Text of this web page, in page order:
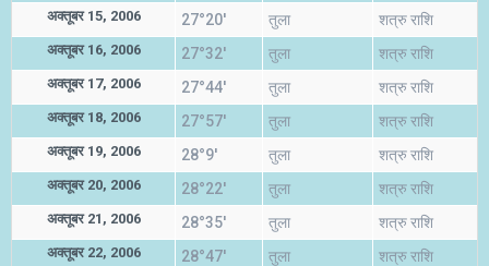
अक्तूबर 15, 2006 27°20' तुला शत्रु राशि
अक्तूबर 16, 2006 27°32' तुला शत्रु राशि
अक्तूबर 17, 2006 27°44' तुला शत्रु राशि
अक्तूबर 18, 2006 27°57' तुला शत्रु राशि
अक्तूबर 19, 2006 28°9' तुला शत्रु राशि
अक्तूबर 20, 2006 28°22' तुला शत्रु राशि
अक्तूबर 21, 2006 28°35' तुला शत्रु राशि
अक्तूबर 22, 2006 28°47' तुला शत्रु राशि